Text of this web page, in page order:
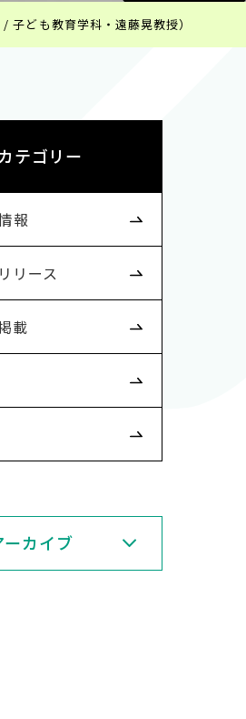
子ども教育学科・遠藤晃教授）
テゴリー
報
リース
載
カイブ